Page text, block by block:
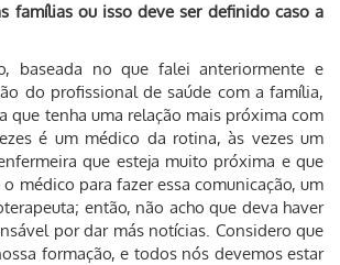
famílias ou isso deve ser definido caso a
baseada no que falei anteriormente e
do profissional de saúde com a família,
que tenha uma relação mais próxima com
é um médico da rotina, às vezes um
que esteja muito próxima e que
médico para fazer essa comunicação, um
então, não acho que deva haver
por dar más notícias. Considero que
formação, e todos nós devemos estar